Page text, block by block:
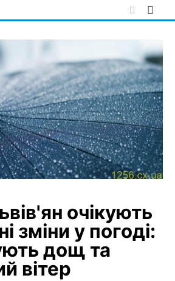
очікують
зміни у погоді:
дощ та
вітер